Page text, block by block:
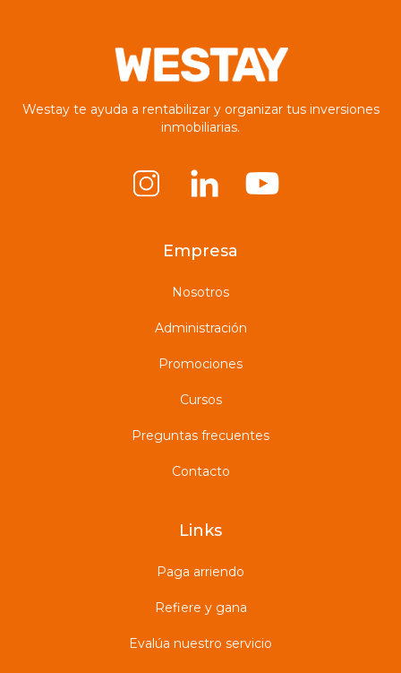
Westay te ayuda a rentabilizar y organizar tus inversiones
inmobiliarias.
Empresa
Nosotros
Administración
Promociones
Cursos
Preguntas frecuentes
Contacto
Links
Paga arriendo
Refiere y gana
Evalúa nuestro servicio